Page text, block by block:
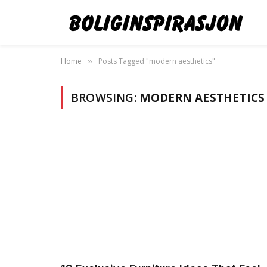
Home » Posts Tagged "modern aesthetics"
BROWSING: MODERN AESTHETICS